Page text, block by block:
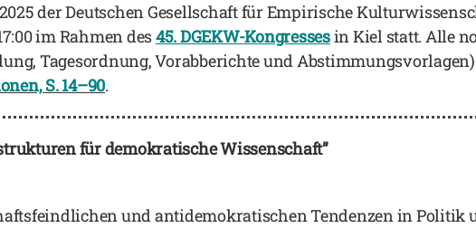
der Deutschen Gesellschaft für Empirische
im Rahmen des45. DGEKW-Kongressesin Kiel statt. Alle
Tagesordnung, Vorabberichte und
S. 14–90.
für demokratische Wissenschaft”
und antidemokratischen Tendenzen in Politik